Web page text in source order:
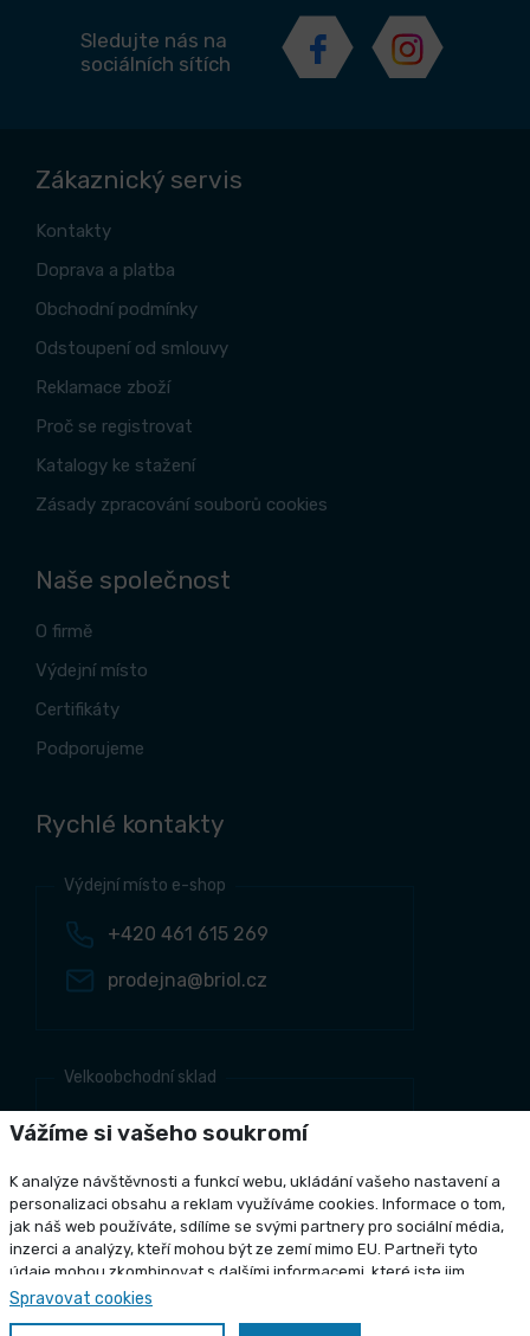
Sledujte nás na
sociálních sítích
Zákaznický servis
Kontakty
Doprava a platba
Obchodní podmínky
Odstoupení od smlouvy
Reklamace zboží
Proč se registrovat
Katalogy ke stažení
Zásady zpracování souborů cookies
Naše společnost
O firmě
Výdejní místo
Certifikáty
Podporujeme
Rychlé kontakty
Výdejní místo e-shop
+420 461 615 269
prodejna@briol.cz
Velkoobchodní sklad
+420 461 634 161
+420 461 634 381
odbyt@briol.cz
Copyright 2026 Briol s r.o., všechna práva vyhrazena
Grafický návrhKošnarDesign.cza realizaceCZECHGROUP.cz
Vážíme si vašeho soukromí
K analýze návštěvnosti a funkcí webu, ukládání vašeho nastavení a
personalizaci obsahu a reklam využíváme cookies. Informace o tom,
jak náš web používáte, sdílíme se svými partnery pro sociální média,
inzerci a analýzy, kteří mohou být ze zemí mimo EU. Partneři tyto
údaje mohou zkombinovat s dalšími informacemi, které jste jim
poskytli nebo které získali v důsledku toho, že používáte jejich služby.
Spravovat cookies